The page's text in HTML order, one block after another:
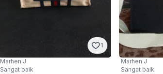
1
Marhen J
Sangat baik
Marhen J
Sangat baik